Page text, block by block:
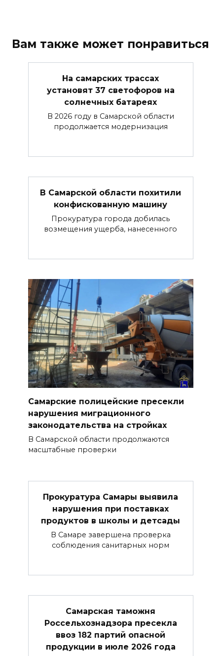
Вам также может понравиться
На самарских трассах
установят 37 светофоров на
солнечных батареях
В 2026 году в Самарской области
продолжается модернизация
В Самарской области похитили
конфискованную машину
Прокуратура города добилась
возмещения ущерба, нанесенного
Самарские полицейские пресекли
нарушения миграционного
законодательства на стройках
В Самарской области продолжаются
масштабные проверки
Прокуратура Самары выявила
нарушения при поставках
продуктов в школы и детсады
В Самаре завершена проверка
соблюдения санитарных норм
Самарская таможня
Россельхознадзора пресекла
ввоз 182 партий опасной
продукции в июле 2026 года